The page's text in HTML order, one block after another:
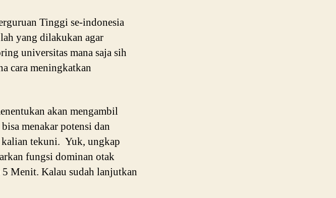
Tinggi se-indonesia
yang dilakukan agar
universitas mana saja sih
cara meningkatkan
akan mengambil
menakar potensi dan
kalian tekuni. Yuk, ungkap
fungsi dominan otak
5 Menit. Kalau sudah lanjutkan